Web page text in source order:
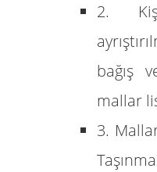
2.
bağış
mallar
3.